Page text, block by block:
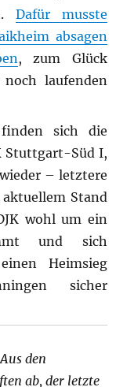
Dafür musste
absagen
, zum Glück
laufenden
sich die
Stuttgart-Süd I,
– letztere
Stand
wohl um ein
und sich
Heimsieg
sicher
den
ab, der letzte